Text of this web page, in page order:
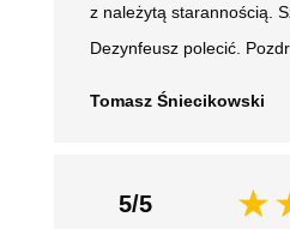
z należytą starannością.
Dezynfeusz polecić.
Tomasz Śniecikowski
5/5